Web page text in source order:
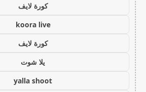
كورة لايف
koora live
كورة لايف
يلا شوت
yalla shoot